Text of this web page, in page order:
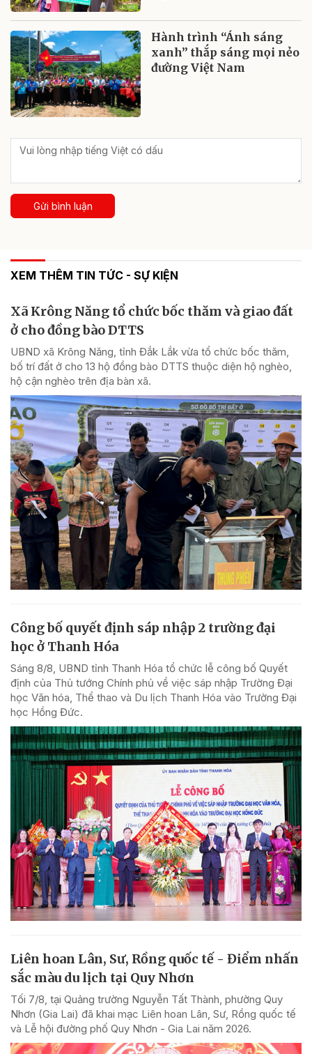
Hành trình “Ánh sáng
xanh” thắp sáng mọi nẻo
đường Việt Nam
Gửi bình luận
XEM THÊM TIN TỨC - SỰ KIỆN
Xã Krông Năng tổ chức bốc thăm và giao đất
ở cho đồng bào DTTS
UBND xã Krông Năng, tỉnh Đắk Lắk vừa tổ chức bốc thăm,
bố trí đất ở cho 13 hộ đồng bào DTTS thuộc diện hộ nghèo,
hộ cận nghèo trên địa bàn xã.
Công bố quyết định sáp nhập 2 trường đại
học ở Thanh Hóa
Sáng 8/8, UBND tỉnh Thanh Hóa tổ chức lễ công bố Quyết
định của Thủ tướng Chính phủ về việc sáp nhập Trường Đại
học Văn hóa, Thể thao và Du lịch Thanh Hóa vào Trường Đại
học Hồng Đức.
Liên hoan Lân, Sư, Rồng quốc tế - Điểm nhấn
sắc màu du lịch tại Quy Nhơn
Tối 7/8, tại Quảng trường Nguyễn Tất Thành, phường Quy
Nhơn (Gia Lai) đã khai mạc Liên hoan Lân, Sư, Rồng quốc tế
và Lễ hội đường phố Quy Nhơn - Gia Lai năm 2026.